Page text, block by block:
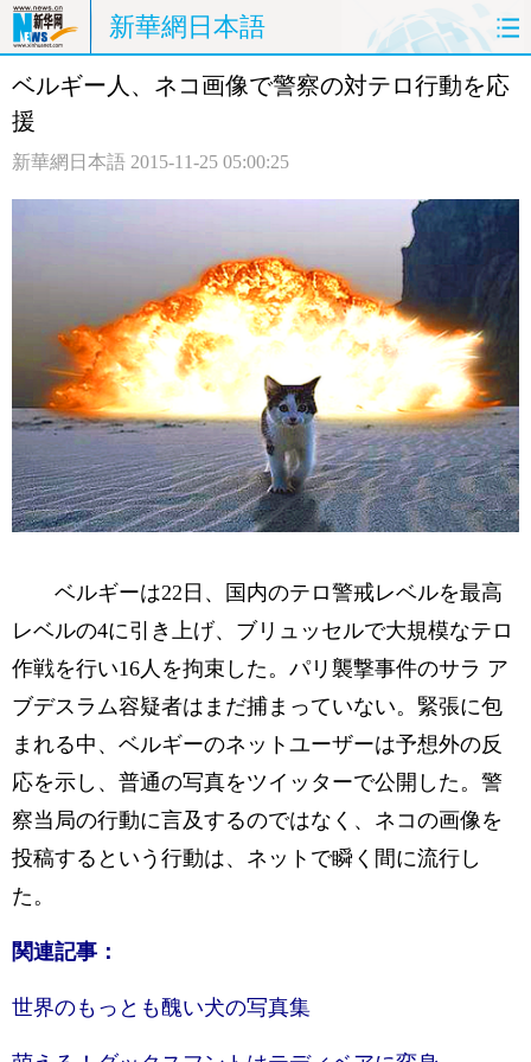
新華網日本語
ホームページ 政治 経済
写真
ベルギー人、ネコ画像で警察の対テロ行動を応
援
新華網日本語 2015-11-25 05:00:25
ベルギーは22日、国内のテロ警戒レベルを最高
レベルの4に引き上げ、ブリュッセルで大規模なテロ
作戦を行い16人を拘束した。パリ襲撃事件のサラ ア
ブデスラム容疑者はまだ捕まっていない。緊張に包
まれる中、ベルギーのネットユーザーは予想外の反
応を示し、普通の写真をツイッターで公開した。警
察当局の行動に言及するのではなく、ネコの画像を
投稿するという行動は、ネットで瞬く間に流行し
た。
関連記事：
世界のもっとも醜い犬の写真集